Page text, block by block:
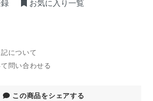
お気に入り一覧
について
問い合わせる
この商品をシェアする